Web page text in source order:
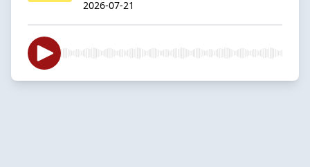
2026-07-21